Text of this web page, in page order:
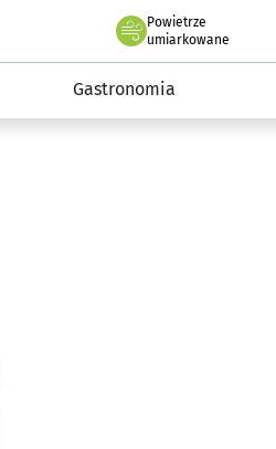
Powietrze
we Wrocławiu
umiarkowane
Gastronomia